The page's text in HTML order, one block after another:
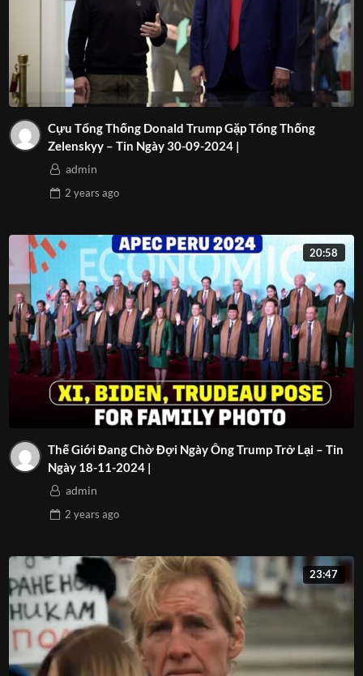
Cựu Tổng Thống Donald Trump Gặp Tổng Thống
Zelenskyy – Tin Ngày 30-09-2024 |
admin
2 years ago
20:58
Thế Giới Đang Chờ Đợi Ngày Ông Trump Trở Lại – Tin
Ngày 18-11-2024 |
admin
2 years ago
23:47